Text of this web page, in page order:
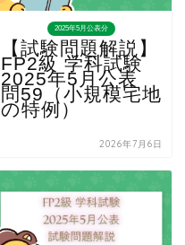
2025年5月公表分
【試験問題解説】
FP2級 学科試験
2025年5月公表
問59（小規模宅地
の特例）
2026年7月6日